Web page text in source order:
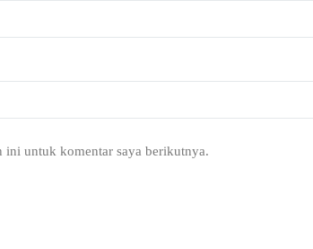
ini untuk komentar saya berikutnya.